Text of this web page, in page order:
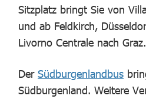
Sitzplatz bringt Sie von
und ab Feldkirch,
Livorno Centrale nach Graz.
Der Südburgenlandbus
Südburgenland. Weitere